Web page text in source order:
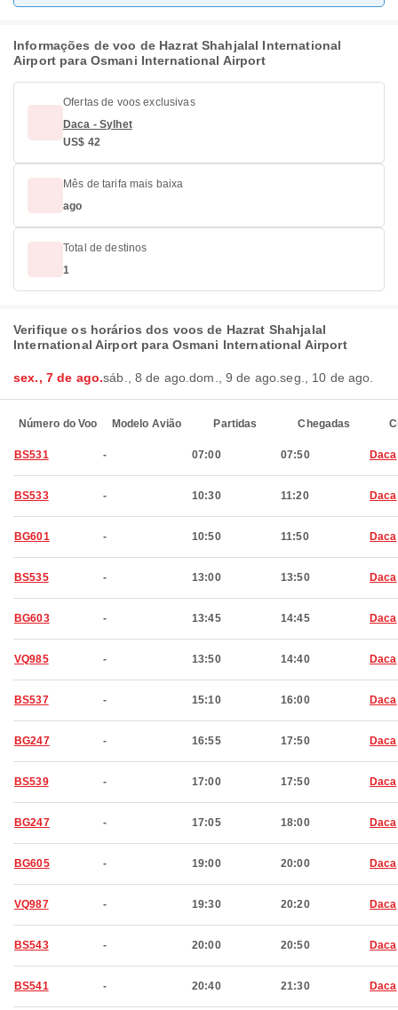
Informações de voo de Hazrat Shahjalal International
Airport para Osmani International Airport
Ofertas de voos exclusivas
Daca - Sylhet
US$ 42
Mês de tarifa mais baixa
ago
Total de destinos
1
Verifique os horários dos voos de Hazrat Shahjalal
International Airport para Osmani International Airport
sex., 7 de ago.sáb., 8 de ago.dom., 9 de ago.seg., 10 de ago.
Número do Voo Modelo Avião Partidas Chegadas
BS531 - 07:00 07:50 Daca
BS533 - 10:30 11:20 Daca
BG601 - 10:50 11:50 Daca
BS535 - 13:00 13:50 Daca
BG603 - 13:45 14:45 Daca
VQ985 - 13:50 14:40 Daca
BS537 - 15:10 16:00 Daca
BG247 - 16:55 17:50 Daca
BS539 - 17:00 17:50 Daca
BG247 - 17:05 18:00 Daca
BG605 - 19:00 20:00 Daca
VQ987 - 19:30 20:20 Daca
BS543 - 20:00 20:50 Daca
BS541 - 20:40 21:30 Daca